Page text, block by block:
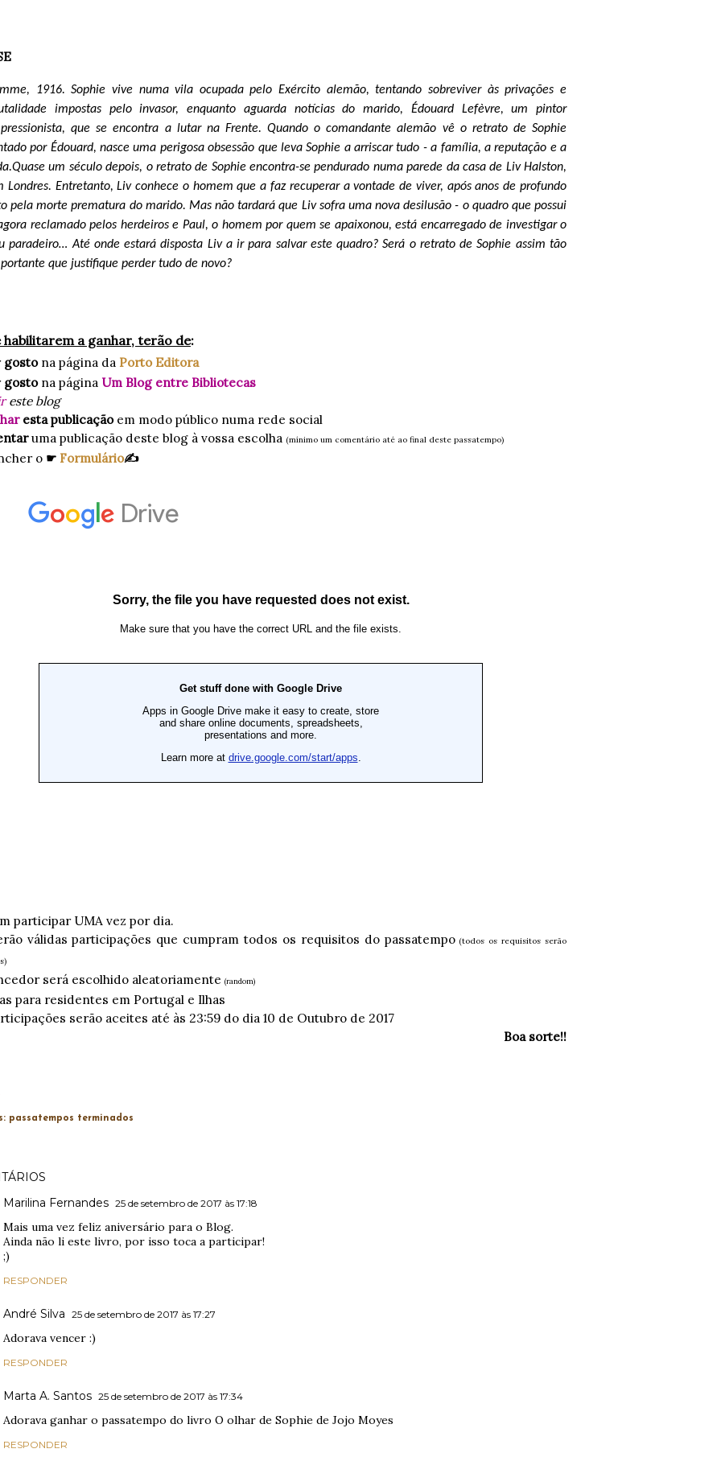
1916. Sophie vive numa vila ocupada pelo Exército alemão, tentando sobreviver às privações e
impostas pelo invasor, enquanto aguarda notícias do marido, Édouard Lefèvre, um pintor
que se encontra a lutar na Frente. Quando o comandante alemão vê o retrato de Sophie
por Édouard, nasce uma perigosa obsessão que leva Sophie a arriscar tudo - a família, a reputação e a
Quase um século depois, o retrato de Sophie encontra-se pendurado numa parede da casa de Liv Halston,
Londres. Entretanto, Liv conhece o homem que a faz recuperar a vontade de viver, após anos de profundo
pela morte prematura do marido. Mas não tardará que Liv sofra uma nova desilusão - o quadro que possui
reclamado pelos herdeiros e Paul, o homem por quem se apaixonou, está encarregado de investigar o
paradeiro…Até onde estará disposta Liv a ir para salvar este quadro? Será o retrato de Sophie assim tão
que justifique perder tudo de novo?
habilitarem a ganhar, terão de:
gosto na página da Porto Editora
gosto na página Um Blog entre Bibliotecas
este blog
esta publicaçãoem modo público numa rede social
uma publicação deste blog à vossa escolha (mínimo um comentário até ao final deste passatempo)
o ☛ Formulário✍
participar UMA vez por dia.
válidas participações que cumpram todos os requisitos do passatempo(todos os requisitos serão
será escolhido aleatoriamente (random)
para residentes em Portugal e Ilhas
serão aceites até às 23:59 do dia 10 de Outubro de 2017
Boa sorte!!
passatempos terminados
Marilina Fernandes 25 de setembro de 2017 às 17:18
Mais uma vez feliz aniversário para o Blog.
Ainda não li este livro, por isso toca a participar!
;)
RESPONDER
André Silva 25 de setembro de 2017 às 17:27
Adorava vencer :)
RESPONDER
Marta A. Santos 25 de setembro de 2017 às 17:34
Adorava ganhar o passatempo do livro O olhar de Sophie de Jojo Moyes
RESPONDER